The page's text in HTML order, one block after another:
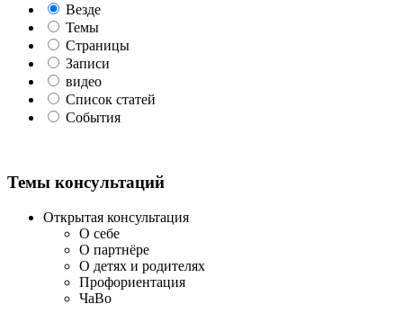
Везде
Темы
Страницы
Записи
видео
Список статей
События
Темы консультаций
Открытая консультация
О себе
О партнёре
О детях и родителях
Профориентация
ЧаВо